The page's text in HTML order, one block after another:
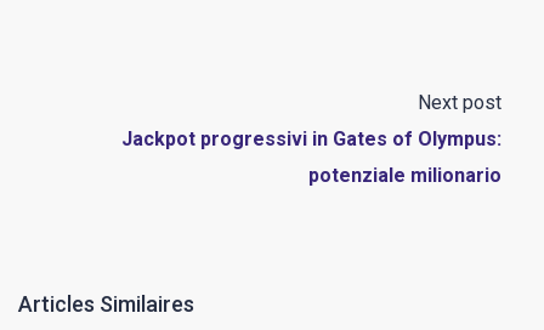
Next post
Jackpot progressivi in Gates of Olympus:
potenziale milionario
Articles Similaires